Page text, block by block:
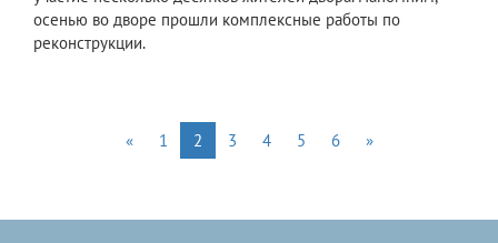
осенью во дворе прошли комплексные работы по
реконструкции.
« 1 2 3 4 5 6 »